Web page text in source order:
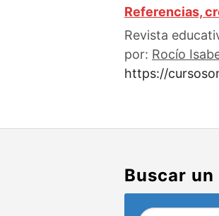
Referencias,
Revista
por: Rocío
https://
Buscar